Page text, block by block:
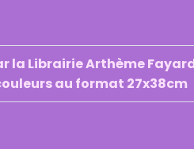
la Librairie Arthème
au format 27x38cm